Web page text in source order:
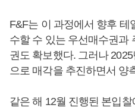
F&F는 이 과정에서 향후 테
수할 수 있는 우선매수권과
권도 확보했다. 그러나
으로 매각을 추진하면서 양
같은 해 12월 진행된 본입